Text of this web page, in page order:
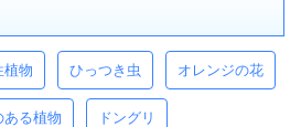
植物 ひっつき虫 オレンジの花
ある植物 ドングリ